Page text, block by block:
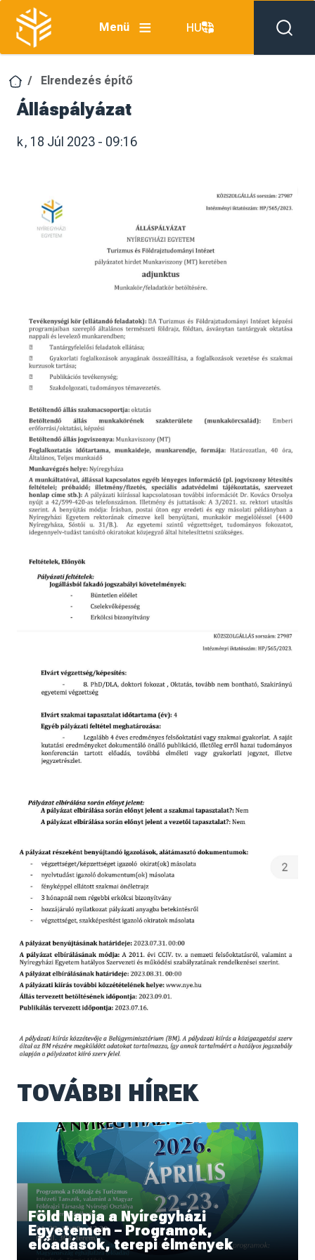
Ugrás a tartalomra
Menü
HU
Elrendezés építő
Álláspályázat
k, 18 Júl 2023 - 09:16
TOVÁBBI HÍREK
Föld Napja a Nyíregyházi
Egyetemen – Programok,
előadások, terepi élmények